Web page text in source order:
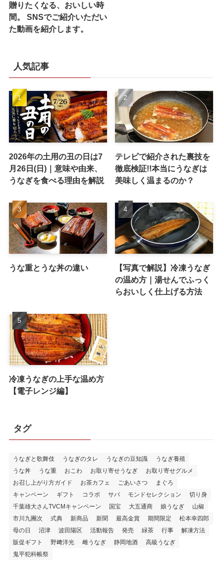
贈りたくなる、おいしい時
間。 SNSでご紹介いただい
た動画を紹介します。
人気記事
2026年の土用の丑の日は7
月26日(日)｜意味や由来、
うなぎを食べる理由を解説
テレビで紹介された裏技を
徹底検証!!本当にうなぎは
美味しく温まるのか？
うな重とうな丼の違い
【写真で解説】冷凍うなぎ
の温め方｜湯せんでふっく
らおいしく仕上げる方法
冷凍うなぎの上手な温め方
【電子レンジ編】
タグ
うなぎと歌舞伎 うなぎのタレ うなぎの豆知識
うなぎ養殖
うな丼
うな重 おこわ お取り寄せうなぎ
お取り寄せグルメ
お召し上がり方ガイド
お茶カフェ ごあいさつ
まぐろ
キャンペーン
ギフト コラボ サバ モンドセレクション
切り身
千葉雄大さんTVCMキャンペーン
国宝 大五通商 娘うなぎ
山椒
市川九團次
式典 新商品 新聞 最高金賞 期間限定
松本幸四郎
母の日
沼津 波田陽区 活動報告 発売 緑茶 行事
解凍方法
販促ギフト
野﨑洋光 雌うなぎ 静岡地酒
高級うなぎ
鬼平犯科帳祭